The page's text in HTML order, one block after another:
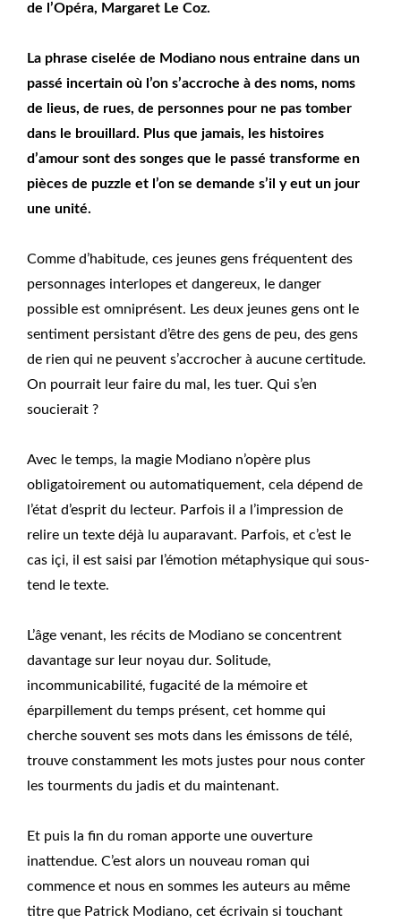
de l’Opéra, Margaret Le Coz.
La phrase ciselée de Modiano nous entraine dans un
passé incertain où l’on s’accroche à des noms, noms
de lieus, de rues, de personnes pour ne pas tomber
dans le brouillard. Plus que jamais, les histoires
d’amour sont des songes que le passé transforme en
pièces de puzzle et l’on se demande s’il y eut un jour
une unité.
Comme d’habitude, ces jeunes gens fréquentent des
personnages interlopes et dangereux, le danger
possible est omniprésent. Les deux jeunes gens ont le
sentiment persistant d’être des gens de peu, des gens
de rien qui ne peuvent s’accrocher à aucune certitude.
On pourrait leur faire du mal, les tuer. Qui s’en
soucierait ?
Avec le temps, la magie Modiano n’opère plus
obligatoirement ou automatiquement, cela dépend de
l’état d’esprit du lecteur. Parfois il a l’impression de
relire un texte déjà lu auparavant. Parfois, et c’est le
cas içi, il est saisi par l’émotion métaphysique qui sous-
tend le texte.
L’âge venant, les récits de Modiano se concentrent
davantage sur leur noyau dur. Solitude,
incommunicabilité, fugacité de la mémoire et
éparpillement du temps présent, cet homme qui
cherche souvent ses mots dans les émissons de télé,
trouve constamment les mots justes pour nous conter
les tourments du jadis et du maintenant.
Et puis la fin du roman apporte une ouverture
inattendue. C’est alors un nouveau roman qui
commence et nous en sommes les auteurs au même
titre que Patrick Modiano, cet écrivain si touchant